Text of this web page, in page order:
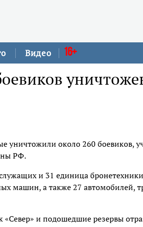
Видео 16+
уничтожили около 260 боевиков,
РФ.
и 31 единица
машин, а также 27 автомобилей,
«Север» и подошедшие резервы